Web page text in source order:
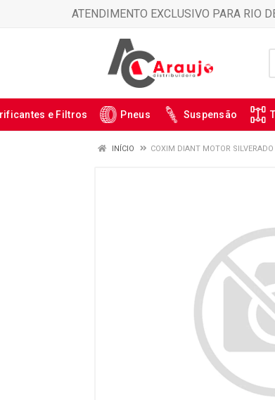
ATENDIMENTO EXCLUSIVO PARA RIO
e Filtros Pneus Suspensão
INÍCIO COXIM DIANT MOTOR